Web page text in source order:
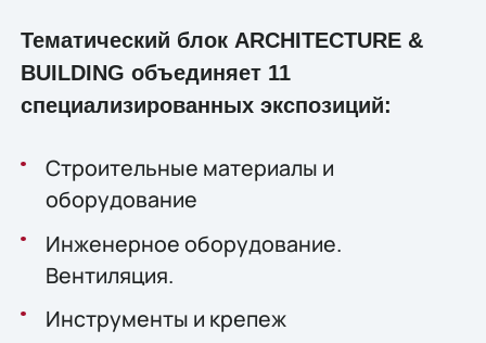
Тематический блок ARCHITECTURE &
BUILDING объединяет 11
специализированных экспозиций:
Строительные материалы и
оборудование
Инженерное оборудование.
Вентиляция.
Инструменты и крепеж